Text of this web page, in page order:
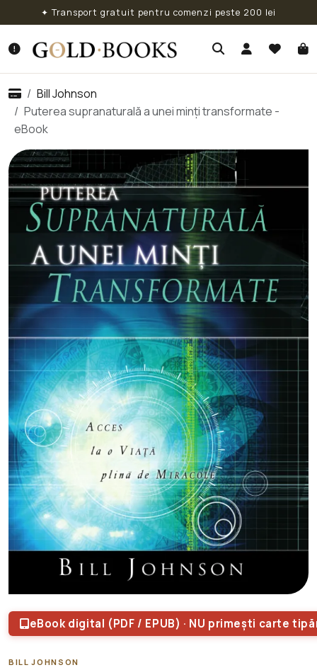
✦ Transport gratuit pentru comenzi peste 200 lei
Bill Johnson
Puterea supranaturală a unei minți transformate -
eBook
eBook digital (PDF / EPUB) · NU primești carte
BILL JOHNSON